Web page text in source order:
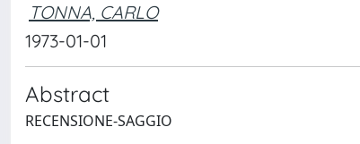
TONNA, CARLO
1973-01-01
Abstract
RECENSIONE-SAGGIO